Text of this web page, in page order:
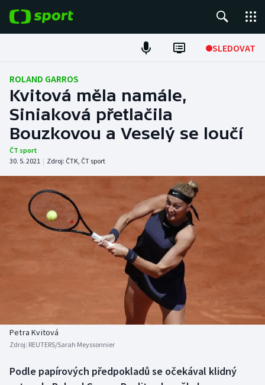
SLEDOVAT
Fotbal
Hokej
Tenis
Atletika
Cyklistika
DALŠÍ SPORTY
Basketbal
Biatlon
Historické návraty
Aplikace ČT sport
ROLAND GARROS
Kvitová měla namále,
Siniaková přetlačila
Bouzkovou a Veselý se loučí
ČT sport
30. 5. 2021 | Zdroj: ČTK, ČT sport
Petra Kvitová
Zdroj: REUTERS/Sarah Meyssonnier
Podle papírových předpokladů se očekával klidný